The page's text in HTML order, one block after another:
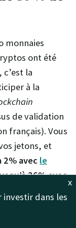
monnaies
ont été
, c’est la
à la
de validation
français). Vous
jetons, et
2% avec le
26% avec
Polkadot
x
dans les